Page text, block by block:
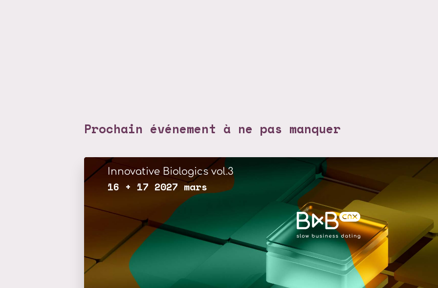
Prochain événement à ne pas manquer
Innovative Biologics vol.3
16 + 17 2027 mars